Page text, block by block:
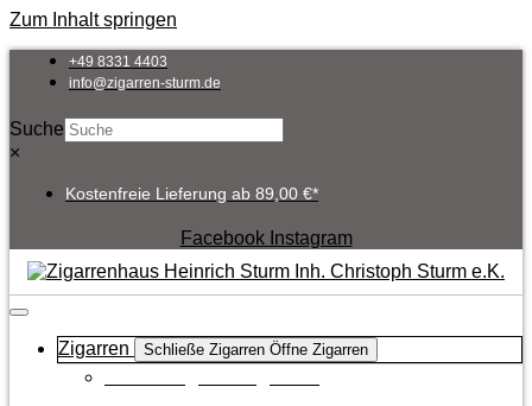
Zum Inhalt springen
+49 8331 4403
info@zigarren-sturm.de
Suche
×
Kostenfreie Lieferung ab 89,00 €*
Facebook Instagram
Zigarren Schließe Zigarren Öffne Zigarren